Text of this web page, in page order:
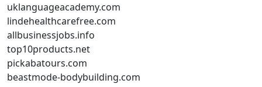
uklanguageacademy.com
lindehealthcarefree.com
allbusinessjobs.info
top10products.net
pickabatours.com
beastmode-bodybuilding.com